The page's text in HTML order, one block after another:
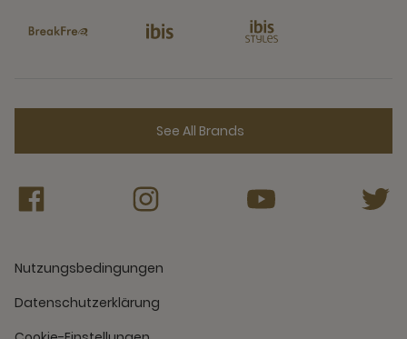
See All Brands
Nutzungsbedingungen
Datenschutzerklärung